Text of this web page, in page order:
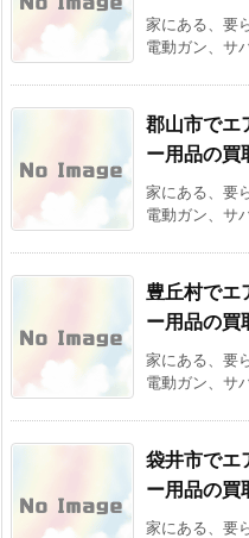
家にある、要
電動ガン、サ
郡山市でエ
ー用品の買
家にある、要
電動ガン、サ
豊丘村でエ
ー用品の買
家にある、要
電動ガン、サ
袋井市でエ
ー用品の買
家にある、要